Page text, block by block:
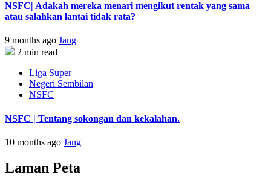
NSFC| Adakah mereka menari mengikut rentak yang sama
atau salahkan lantai tidak rata?
9 months ago Jang
2 min read
Liga Super
Negeri Sembilan
NSFC
NSFC | Tentang sokongan dan kekalahan.
10 months ago Jang
Laman Peta